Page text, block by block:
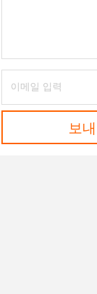
보내